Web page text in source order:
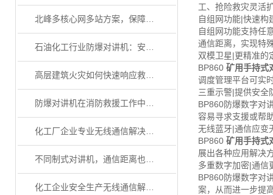
北峰多核心网多站方案，保障油气生产应急管理
高层建筑火灾如何快速响应救援？
化工厂企业专业无线通信解决方案
不同制式对讲机，通信距离也有较大差别
化工企业安全生产无线通信解决方案
工、抢险救灾灵活
自组网功能|快速构
自组网功能支持任
通信距离，实现特
双模卫星|更精准的
BP860 矿用手持式
调度管理平台可实
三重示警|提供安全
BP860防爆数字对
容易寻求支援或帮
无线蓝牙|通信应变
BP860 矿用手持式
展出各种应用解决
多重数字加密|通信
BP860防爆数字对
案，从而进一步提